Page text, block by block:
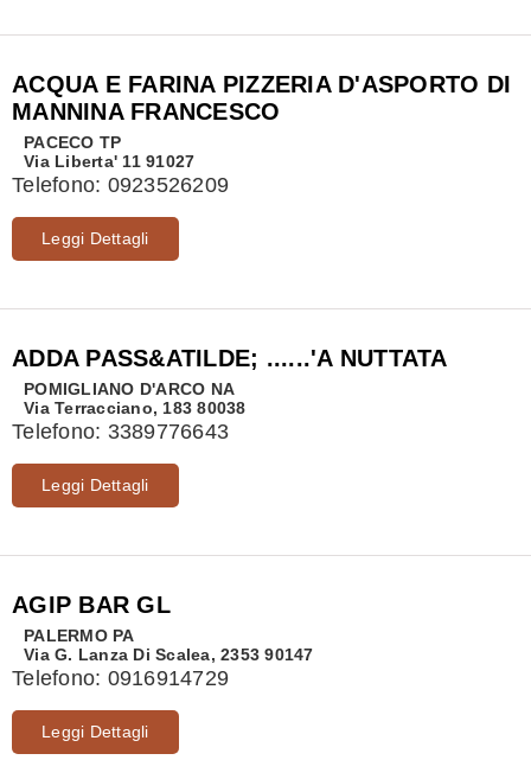
ACQUA E FARINA PIZZERIA D'ASPORTO DI
MANNINA FRANCESCO
PACECO TP
Via Liberta' 11 91027
Telefono: 0923526209
Leggi Dettagli
ADDA PASS&ATILDE; ......'A NUTTATA
POMIGLIANO D'ARCO NA
Via Terracciano, 183 80038
Telefono: 3389776643
Leggi Dettagli
AGIP BAR GL
PALERMO PA
Via G. Lanza Di Scalea, 2353 90147
Telefono: 0916914729
Leggi Dettagli